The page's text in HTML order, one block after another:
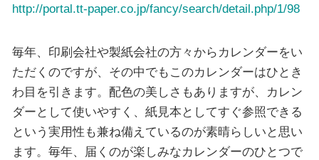
http://portal.tt-paper.co.jp/fancy/search/detail.php/1/98
毎年、印刷会社や製紙会社の方々からカレンダーをい
ただくのですが、その中でもこのカレンダーはひとき
わ目を引きます。配色の美しさもありますが、カレン
ダーとして使いやすく、紙見本としてすぐ参照できる
という実用性も兼ね備えているのが素晴らしいと思い
ます。毎年、届くのが楽しみなカレンダーのひとつで